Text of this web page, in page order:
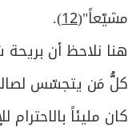
مشيّعاً"(12
).
هنا نلاحظ أن
كلُّ مَن يتجسّس لصالح
كان مليئاً